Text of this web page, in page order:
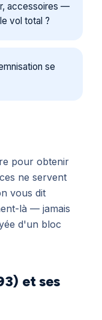
accessoires —
vol total ?
se
pour obtenir
ne servent
vous dit
là — jamais
d'un bloc
et ses